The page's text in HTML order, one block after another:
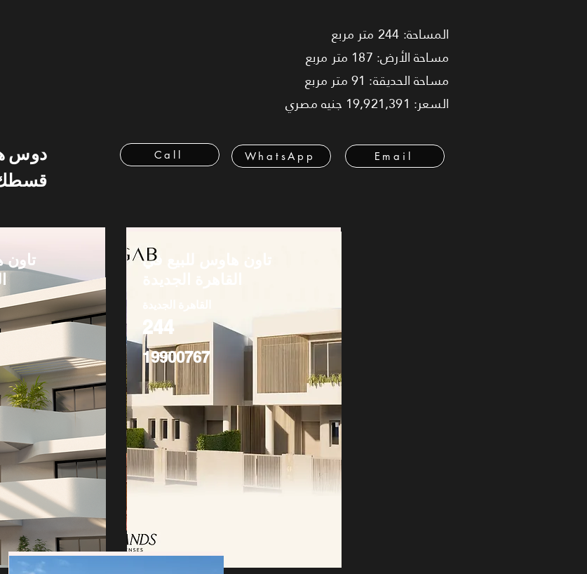
المساحة: 244 متر مربع
مساحة الأرض: 187 متر مربع
مساحة الحديقة: 91 متر مربع
السعر: 19,921,391 جنيه مصري
دوس
Call WhatsApp Email
تاون
تاون هاوس للبيع في
244
19900767